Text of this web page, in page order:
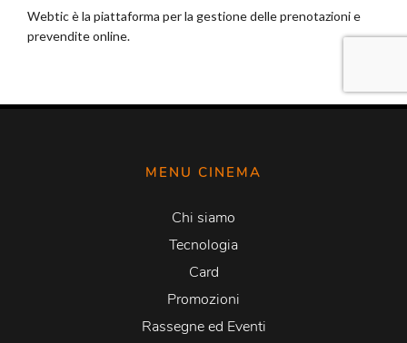
MENU CINEMA
Chi siamo
Tecnologia
Card
Promozioni
Rassegne ed Eventi